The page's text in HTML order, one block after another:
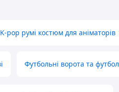
K-pop румі костюм для аніматорів
Футбольні ворота та